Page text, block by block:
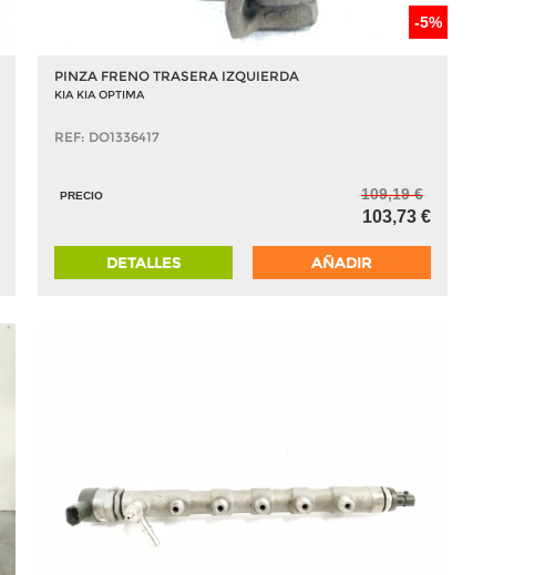
-5%
PINZA FRENO TRASERA IZQUIERDA
KIA KIA OPTIMA
REF: DO1336417
PRECIO 109,19 €
103,73 €
DETALLES AÑADIR